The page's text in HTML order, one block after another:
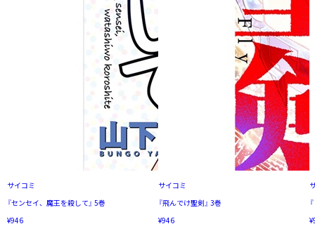
サイコミ
『センセイ、魔王を殺して』 5巻
¥946
サイコミ
『飛んでけ聖剣』 3巻
¥946